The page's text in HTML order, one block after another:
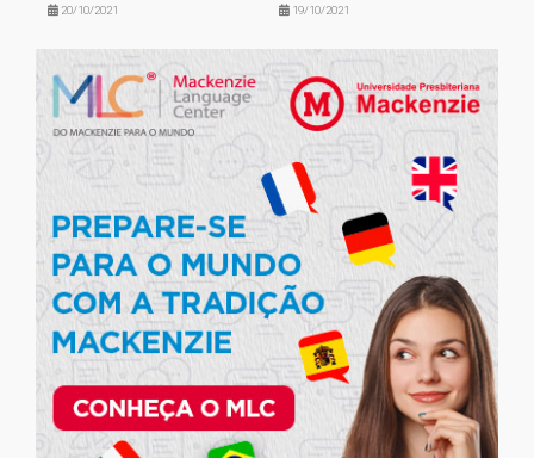
20/10/2021 19/10/2021